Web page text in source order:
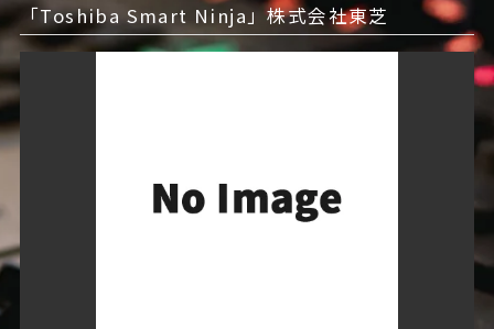
「Toshiba Smart Ninja」株式会社東芝